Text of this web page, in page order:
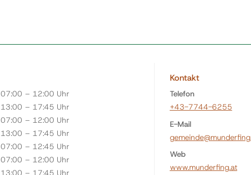
07:00 – 12:00 Uhr
13:00 – 17:45 Uhr
07:00 – 12:00 Uhr
13:00 – 17:45 Uhr
07:00 – 12:45 Uhr
07:00 – 12:00 Uhr
Kontakt
Telefon
+43-7744-6255
E-Mail
Web
www.munderfing.at